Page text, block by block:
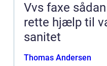
Vvs faxe sådan finder du den
rette hjælp til
sanitet
Thomas Andersen